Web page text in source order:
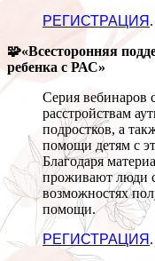
РЕГИСТРАЦИЯ .
🧩«Всесторонняя
ребенка с РАС»
Серия вебинаров
расстройствам
подростков, а
помощи детям с
Благодаря
проживают люди
возможностях
помощи.
РЕГИСТРАЦИЯ .